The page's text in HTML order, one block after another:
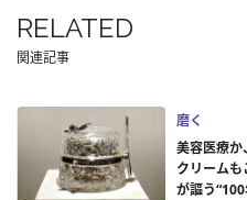
RELATED
関連記事
磨く
美容医療か
クリーム
が謳う